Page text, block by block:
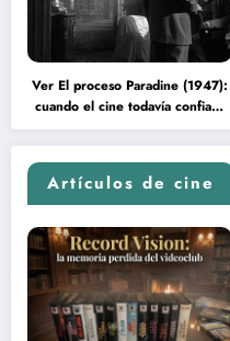
Ver El proceso Paradine (1947):
cuando el cine todavía confiaba
en la inteligencia del espectador
Artículos de cine